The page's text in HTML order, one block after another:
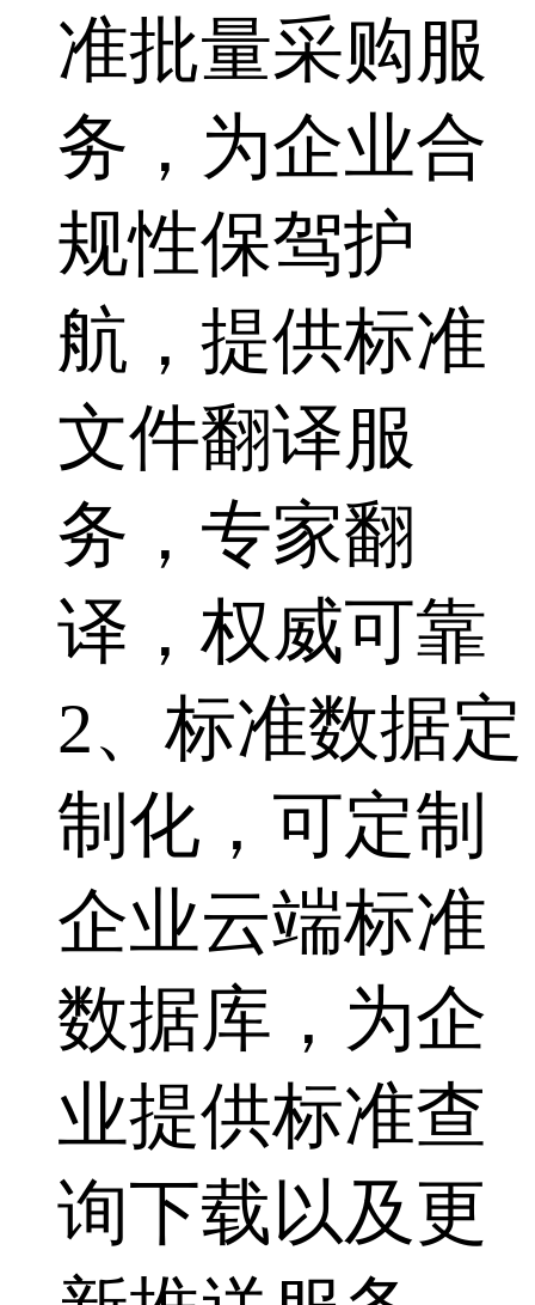
准批量采购服
务，为企业合
规性保驾护
航，提供标准
文件翻译服
务，专家翻
译，权威可靠
2、标准数据定
制化，可定制
企业云端标准
数据库，为企
业提供标准查
询下载以及更